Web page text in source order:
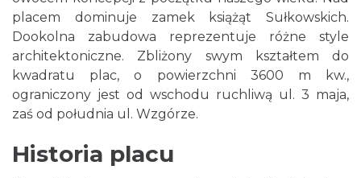
placem dominuje zamek książąt Sułkowskich.
Dookolna zabudowa reprezentuje różne style
architektoniczne. Zbliżony swym kształtem do
kwadratu plac, o powierzchni 3600 m kw.,
ograniczony jest od wschodu ruchliwą ul. 3 maja,
zaś od południa ul. Wzgórze.
Historia placu